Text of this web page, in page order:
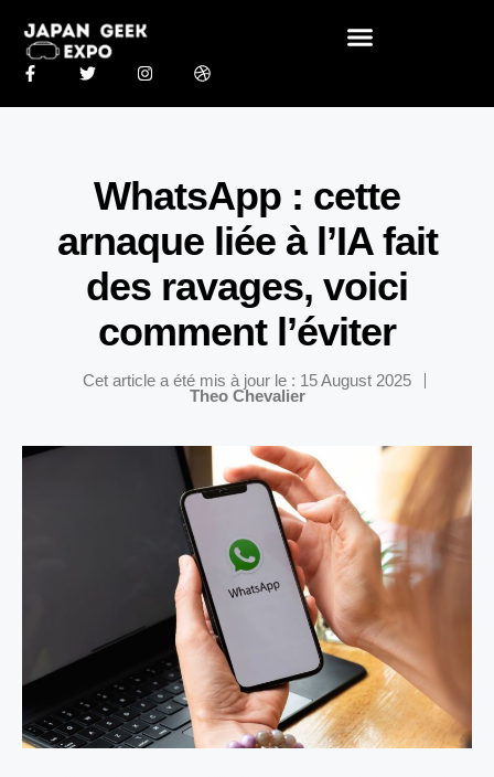
WhatsApp : cette
arnaque liée à l’IA fait
des ravages, voici
comment l’éviter
Cet article a été mis à jour le : 15 August 2025
Theo Chevalier